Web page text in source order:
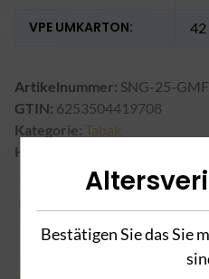
VPE UMKARTON: 42
Artikelnummer: SNG-25-GMF
GTIN: 6253504419708
Kategorie: Tabak
Hersteller:
: Aus gesetzlichen Gründen
Bestätigen Sie das Sie